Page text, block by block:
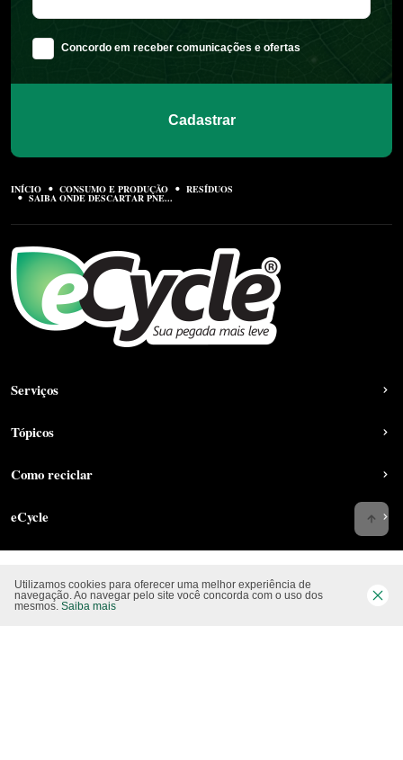
Concordo em receber comunicações e ofertas
Cadastrar
INÍCIO CONSUMO E PRODUÇÃO RESÍDUOS
SAIBA ONDE DESCARTAR PNE...
Serviços
Tópicos
Como reciclar
eCycle
Siga-nos nas rede sociais
Utilizamos cookies para oferecer uma melhor experiência de
navegação. Ao navegar pelo site você concorda com o uso dos
mesmos. Saiba mais